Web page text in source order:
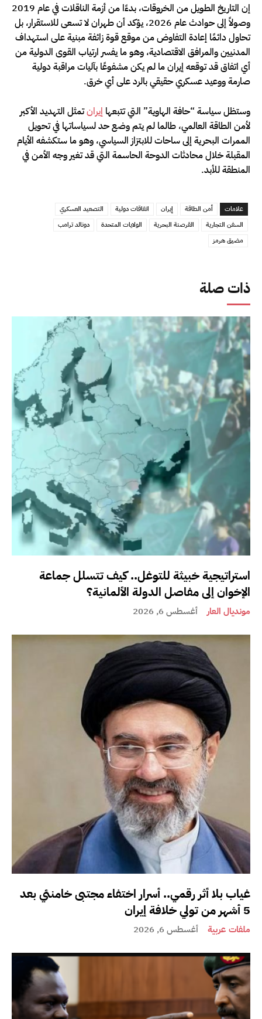
ذات صلة
استراتيجية خبيثة للتوغل.. كيف تتسلل جماعة
الإخوان إلى مفاصل الدولة الألمانية؟
مونديال العار أغسطس 6, 2026
غياب بلا أثر رقمي.. أسرار اختفاء مجتبى خامنئي بعد
5 أشهر من تولي خلافة إيران
ملفات عربية أغسطس 6, 2026
إن التاريخ الطويل من الخروقات، بدءًا من أزمة الناقلات في عام 2019
وصولاً إلى حوادث عام 2026، يؤكد أن طهران لا تسعى للاستقرار، بل
تحاول دائمًا إعادة التفاوض من موقع قوة زائفة مبنية على استهداف
المدنيين والمرافق الاقتصادية، وهو ما يفسر ارتياب القوى الدولية من
أي اتفاق قد توقعه إيران ما لم يكن مشفوعًا بآليات مراقبة دولية
صارمة ووعيد عسكري حقيقي بالرد على أي خرق.
وستظل سياسة “حافة الهاوية” التي تتبعها إيرانتمثل التهديد الأكبر
لأمن الطاقة العالمي، طالما لم يتم وضع حد لسياساتها في تحويل
الممرات البحرية إلى ساحات للابتزاز السياسي، وهو ما ستكشفه الأيام
المقبلة خلال محادثات الدوحة الحاسمة التي قد تغير وجه الأمن في
المنطقة للأبد.
علامات أمن الطاقة إيران اتفاقات دولية
التصعيد العسكري
السفن التجارية
القرصنة البحرية الولايات المتحدة
دونالد ترامب
مضيق هرمز